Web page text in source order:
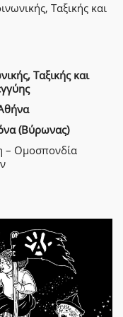
Ταξικής και
Ταξικής και
(Βύρωνας)
– Ομοσπονδία